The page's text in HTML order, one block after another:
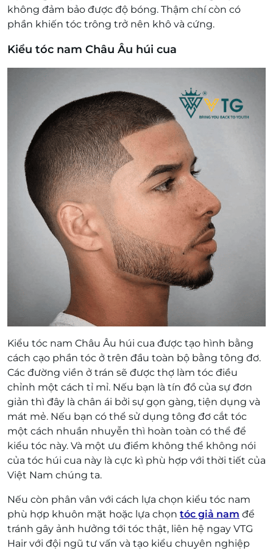
không đảm bảo được độ bóng. Thậm chí còn có
phần khiến tóc trông trở nên khô và cứng.
Kiểu tóc nam Châu Âu húi cua
Kiểu tóc nam Châu Âu húi cua được tạo hình bằng
cách cạo phần tóc ở trên đầu toàn bộ bằng tông đơ.
Các đường viền ở trán sẽ được thợ làm tóc điều
chỉnh một cách tỉ mỉ. Nếu bạn là tín đồ của sự đơn
giản thì đây là chân ái bởi sự gọn gàng, tiện dụng và
mát mẻ. Nếu bạn có thể sử dụng tông đơ cắt tóc
một cách nhuần nhuyễn thì hoàn toàn có thể để
kiểu tóc này. Và một ưu điểm không thể không nói
của tóc húi cua này là cực kì phù hợp với thời tiết của
Việt Nam chúng ta.
Nếu còn phân vân với cách lựa chọn kiểu tóc nam
phù hợp khuôn mặt hoặc lựa chọn tóc giả nam để
tránh gây ảnh hưởng tới tóc thật, liên hệ ngay VTG
Hair với đội ngũ tư vấn và tạo kiểu chuyên nghiệp